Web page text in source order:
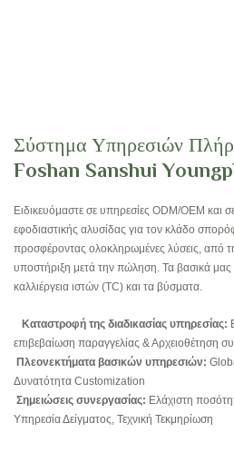
Σύστημα Υπηρεσιών
Foshan Sanshui
Ειδικευόμαστε σε υπηρεσίες ODM/OEM και
εφοδιαστικής αλυσίδας για τον κλάδο
προσφέροντας ολοκληρωμένες λύσεις, από
υποστήριξη μετά την πώληση. Τα βασικά
καλλιέργεια ιστών (TC) και τα βύσματα.
Καταστροφή της διαδικασίας υπηρεσίας:
επιβεβαίωση παραγγελίας & Αρχειοθέτηση
Πλεονεκτήματα βασικών υπηρεσιών:
Δυνατότητα Customization
Σημειώσεις συνεργασίας: Ελάχιστη
Υπηρεσία Δείγματος, Τεχνική Τεκμηρίωση